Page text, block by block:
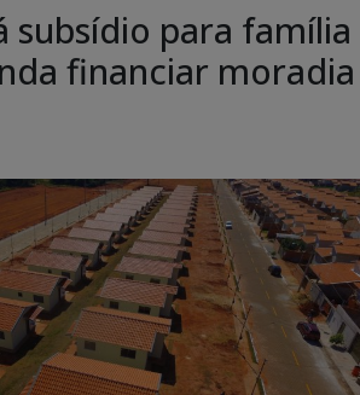
subsídio para família
financiar moradia